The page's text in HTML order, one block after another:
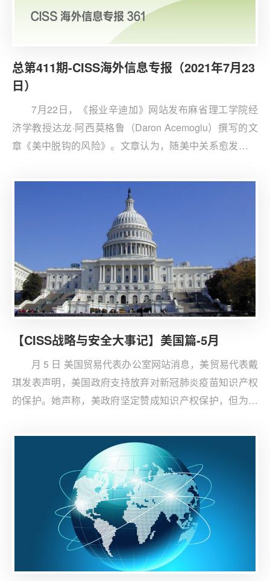
总第411期-CISS海外信息专报（2021年7月23
日）
7月22日，《报业辛迪加》网站发布麻省理工学院经
济学教授达龙·阿西莫格鲁（Daron Acemoglu）撰写的文
章《美中脱钩的风险》。文章认为，随美中关系愈发像冷
衡。虽一些西方人士渴望新的“斯普特尼克时刻”（sputnik
moment）来激励投资和改革，但应小心为此所付出的代
【CISS战略与安全大事记】美国篇-5月
月 5 日 美国贸易代表办公室网站消息，美贸易代表戴
琪发表声明，美国政府支持放弃对新冠肺炎疫苗知识产权
的保护。她声称，美政府坚定赞成知识产权保护，但为结